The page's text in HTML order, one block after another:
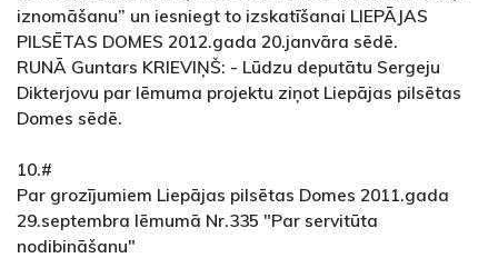
iznomāšanu” un iesniegt to izskatīšanai LIEPĀJAS
PILSĒTAS DOMES 2012.gada 20.janvāra sēdē.
RUNĀ Guntars KRIEVIŅŠ: - Lūdzu deputātu Sergeju
Dikterjovu par lēmuma projektu ziņot Liepājas pilsētas
Domes sēdē.
10.#
Par grozījumiem Liepājas pilsētas Domes 2011.gada
29.septembra lēmumā Nr.335 "Par servitūta
nodibināšanu"